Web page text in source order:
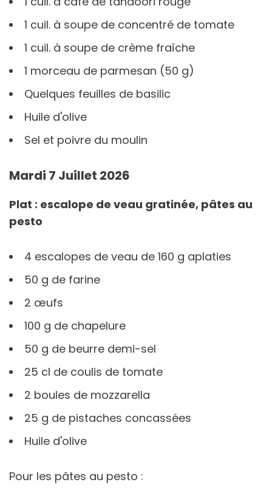
1 cuil. à soupe de concentré de tomate
1 cuil. à soupe de crème fraîche
1 morceau de parmesan (50 g)
Quelques feuilles de basilic
Huile d'olive
Sel et poivre du moulin
Mardi 7 Juillet 2026
Plat : escalope de veau gratinée, pâtes au
pesto
4 escalopes de veau de 160 g aplaties
50 g de farine
2 œufs
100 g de chapelure
50 g de beurre demi-sel
25 cl de coulis de tomate
2 boules de mozzarella
25 g de pistaches concassées
Huile d'olive
Pour les pâtes au pesto :